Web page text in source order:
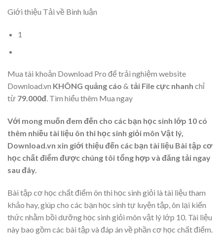
Giới thiệu Tải về Bình luận
1
Mua tài khoản Download Pro để trải nghiệm website
Download.vn KHÔNG quảng cáo & tải File cực nhanh chỉ
từ 79.000đ. Tìm hiểu thêm Mua ngay
Với mong muốn đem đến cho các bạn học sinh lớp 10 có
thêm nhiều tài liệu ôn thi học sinh giỏi môn Vật lý,
Download.vn xin giới thiệu đến các bạn tài liệu Bài tập cơ
học chất điểm được chúng tôi tổng hợp và đăng tải ngay
sau đây.
Bài tập cơ học chất điểm ôn thi học sinh giỏi là tài liệu tham
khảo hay, giúp cho các bạn học sinh tự luyện tập, ôn lại kiến
thức nhằm bồi dưỡng học sinh giỏi môn vật lý lớp 10. Tài liệu
này bao gồm các bài tập và đáp án về phần cơ học chất điểm.